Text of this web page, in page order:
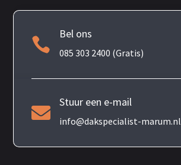

Bel ons
085 303 2400 (Gratis)

Stuur een e-mail
info@dakspecialist-marum.nl